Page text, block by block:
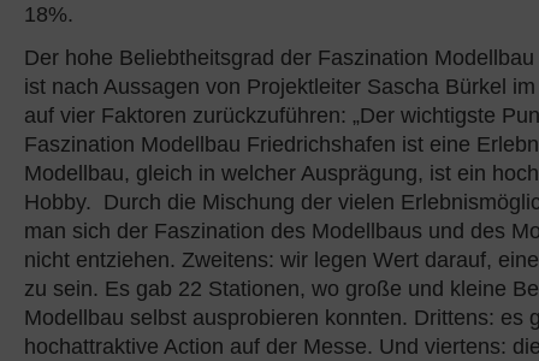
18%.
Der hohe Beliebtheitsgrad der Faszination
ist nach Aussagen von Projektleiter Sascha Bürkel
auf vier Faktoren zurückzuführen: „Der wichtigste
Faszination Modellbau Friedrichshafen ist eine
Modellbau, gleich in welcher Ausprägung, ist ein
Hobby. Durch die Mischung der vielen
man sich der Faszination des Modellbaus und des
nicht entziehen. Zweitens: wir legen Wert darauf,
zu sein. Es gab 22 Stationen, wo große und kleine
Modellbau selbst ausprobieren konnten. Drittens: es
hochattraktive Action auf der Messe. Und viertens: